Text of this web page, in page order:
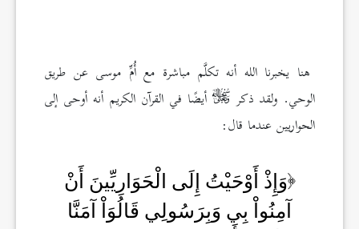
هنا يخبرنا الله أنه تكلَّم مباشرة مع أُمِّ موسى عن طريق
الوحي. ولقد ذكر
أيضًا في القرآن الكريم أنه أوحى إلى
الحواريين عندما قال:
وَإِذْ أَوْحَيْتُ إِلَى الْحَوَارِيِّينَ أَنْ
آمِنُواْ بِي وَبِرَسُولِي قَالُوَاْ آمَنَّا